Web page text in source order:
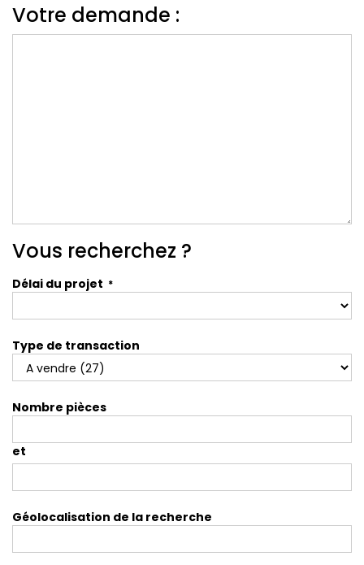
Votre demande :
Vous recherchez ?
Délai du projet *
Type de transaction
Nombre pièces
et
Géolocalisation de la recherche